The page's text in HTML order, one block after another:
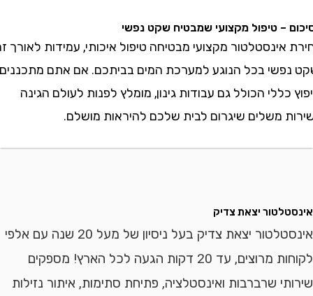
– טיפול מקצועי שמבטיח שקט נפשי
מקצועי מבטיחה טיפול איכותי, עמידות לאורך זמן
בכל הנוגע למערכת המים בביתכם. אם אתם מתכננים
הכולל גם עבודות גינון, מומלץ לפנות לעולם הגינה
משלים שיגרום לבית שלכם להיראות מושלם.
יצאת צדיק
אינסטלטור יצאת צדיק בעל ניסיון של מעל 20 שנה עם אלפי
לקוחות מרוצים, עד 20 דקות הגעה לכל הארץ! מספקים
שרברבות ואינסטלציה, פתיחת סתימות, איתור נזילות